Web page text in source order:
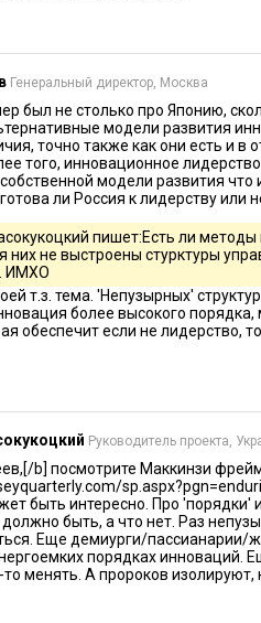
стран отказываются от доллара,
спрос на доллар,
развивающихся и
компаний с целью, так
деталей и узлов,
в США и других
отмечено в данном документе,
и сокращая производство.
контроля над дочерними
учредителей, разместивших
Китае и Индии.
заставят многие страны
ЗВР (золото-
для уменьшения спроса на него.
в мировой расчетной
валют. Доллар,
стабильность, и
центр мировой валюты.
Генеральный директор, Москва
был не столько про Японию,
модели развития
точно также как они есть и
того, инновационное
модели развития
ли Россия к лидерству или
пишет:Есть ли
них не выстроены стурктуры
ИМХО
т.з. тема. 'Непузырных'
более высокого
обеспечит если не лидерство,
Руководитель проекта,
b] посмотрите Маккинзи
быть интересно. Про
быть, а что нет. Раз
Еще демиурги/пассианарии/
порядках инноваций.
менять. А пророков изолируют,